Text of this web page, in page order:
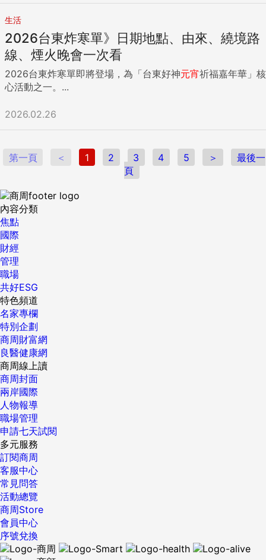
生活
2026台東炸寒單》日期地點、由來、繞境路
線、煙火晚會一次看
2026台東炸寒單即將登場，為「台東好神元宵祈福嘉年華」核
心活動之一。...
2026.02.26
第一頁 ＜ 1 2 3 4 5 ＞
最後一
頁
內容分類
焦點
國際
財經
管理
職場
共好ESG
特色頻道
名家專欄
特別企劃
商周財富網
良醫健康網
商周線上讀
商周封面
兩岸國際
人物報導
職場管理
申請七天試閱
多元服務
訂閱商周
客服中心
常見問答
活動總覽
商周Store
會員中心
序號兌換